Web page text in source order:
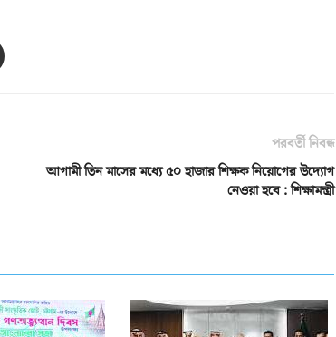
পরবর্তী নিবন্ধ
আগামী তিন মাসের মধ্যে ৫০ হাজার শিক্ষক নিয়োগের উদ্যোগ
নেওয়া হবে : শিক্ষামন্ত্রী